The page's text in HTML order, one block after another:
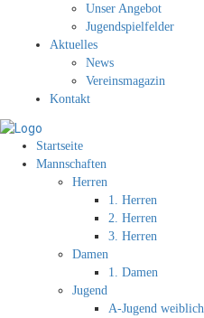
Unser Angebot
Jugendspielfelder
Aktuelles
News
Vereinsmagazin
Kontakt
Startseite
Mannschaften
Herren
1. Herren
2. Herren
3. Herren
Damen
1. Damen
Jugend
A-Jugend weiblich